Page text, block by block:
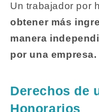
Un trabajador por
obtener más
manera
por una empresa.
Derechos de
Honorarios